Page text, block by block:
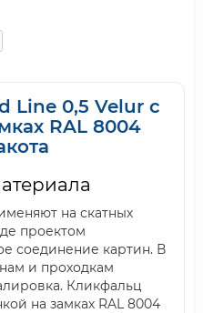
Line 0,5 Velur с
RAL 8004
на скатных
проектом
соединение картин. В
и проходкам
Кликфальц
на замках RAL 8004